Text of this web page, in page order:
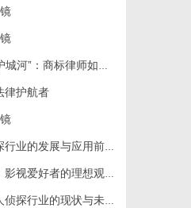
师如何破解流量变现的知产焦虑
律护航者
业的发展与应用前景
爱好者的理想观影平台
业的现状与未来发展趋势